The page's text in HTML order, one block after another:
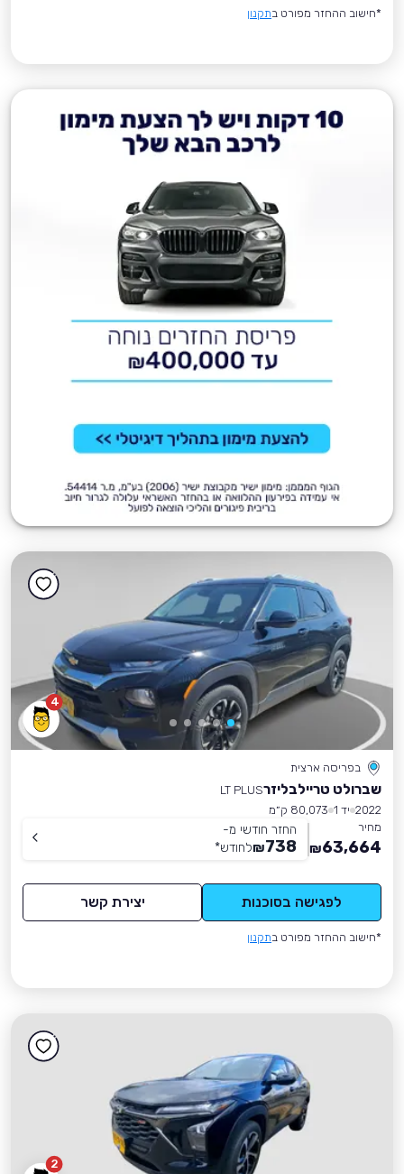
*חישוב ההחזר מפורט בתקנון
4
בפריסה ארצית
שברולט טריילבליזרLT PLUS
2022 יד 1
80,073 ק״מ
מחיר
63,664
₪
החזר חודשי מ-
738
₪לחודש*
לפגישה בסוכנות יצירת קשר
*חישוב ההחזר מפורט בתקנון
2